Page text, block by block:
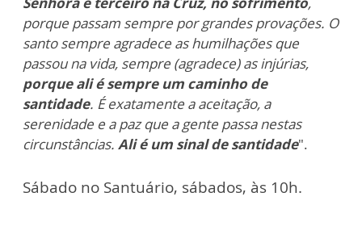
porque passam sempre por grandes provações. O
santo sempre agradece as humilhações que
passou na vida, sempre (agradece) as injúrias,
porque ali é sempre um caminho de
santidade. É exatamente a aceitação, a
serenidade e a paz que a gente passa nestas
circunstâncias. Ali é um sinal de santidade".
Sábado no Santuário, sábados, às 10h.